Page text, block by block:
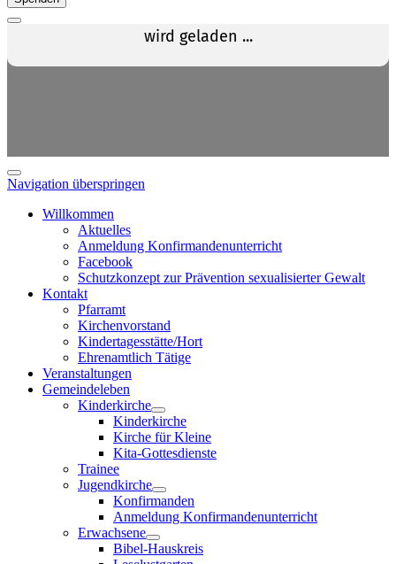
Navigation überspringen
Willkommen
Aktuelles
Anmeldung Konfirmandenunterricht
Facebook
Schutzkonzept zur Prävention sexualisierter Gewalt
Kontakt
Pfarramt
Kirchenvorstand
Kindertagesstätte/Hort
Ehrenamtlich Tätige
Veranstaltungen
Gemeindeleben
Kinderkirche
Kinderkirche
Kirche für Kleine
Kita-Gottesdienste
Trainee
Jugendkirche
Konfirmanden
Anmeldung Konfirmandenunterricht
Erwachsene
Bibel-Hauskreis